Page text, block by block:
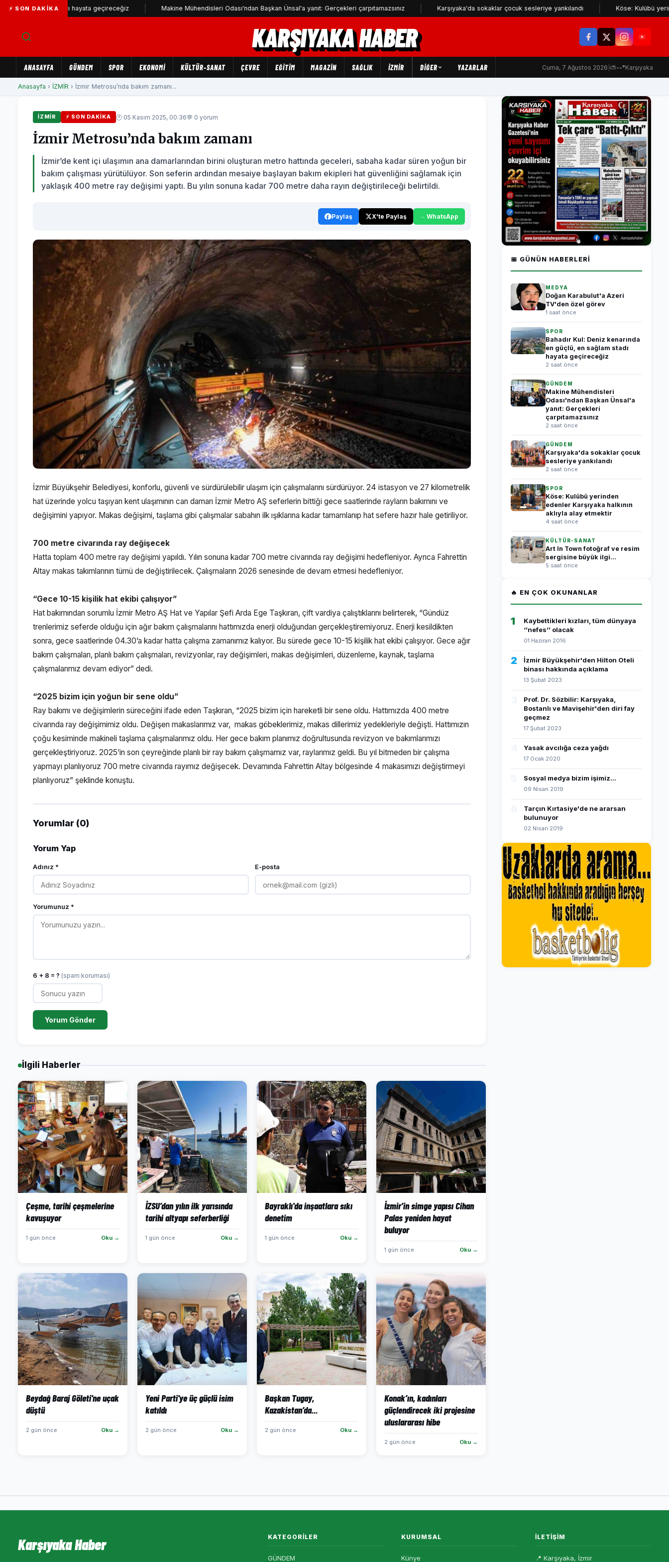
⚡ SON DAKIKA
stadı hayata geçireceğiz Makine Mühendisleri Odası'ndan Başkan Ünsal'a yanıt: Gerçekleri çarpıtamazsınız Karşıyaka'da sokaklar çocuk sesleriye yankılandı Köse: Kulübü yerinden
KARŞIYAKA HABER
ANASAYFA GÜNDEM SPOR EKONOMİ KÜLTÜR-SANAT ÇEVRE EĞİTİM MAGAZİN SAĞLIK İZMİR DIĞER YAZARLAR Cuma, 7 Ağustos 2026 ⛅--°Karşıyaka
Anasayfa › İZMİR › İzmir Metrosu’nda bakım zamanı...
İZMİR ⚡ SON DAKIKA 🕐 05 Kasım 2025, 00:36💬 0 yorum
İzmir Metrosu’nda bakım zamanı
İzmir’de kent içi ulaşımın ana damarlarından birini oluşturan metro hattında geceleri, sabaha kadar süren yoğun bir
bakım çalışması yürütülüyor. Son seferin ardından mesaiye başlayan bakım ekipleri hat güvenliğini sağlamak için
yaklaşık 400 metre ray değişimi yaptı. Bu yılın sonuna kadar 700 metre daha rayın değiştirileceği belirtildi.
Paylaş X'te Paylaş WhatsApp
İzmir Büyükşehir Belediyesi, konforlu, güvenli ve sürdürülebilir ulaşım için çalışmalarını sürdürüyor. 24 istasyon ve 27 kilometrelik
hat üzerinde yolcu taşıyan kent ulaşımının can damarı İzmir Metro AŞ seferlerin bittiği gece saatlerinde rayların bakımını ve
değişimini yapıyor. Makas değişimi, taşlama gibi çalışmalar sabahın ilk ışıklarına kadar tamamlanıp hat sefere hazır hale getiriliyor.
700 metre civarında ray değişecek
Hatta toplam 400 metre ray değişimi yapıldı. Yılın sonuna kadar 700 metre civarında ray değişimi hedefleniyor. Ayrıca Fahrettin
Altay makas takımlarının tümü de değiştirilecek. Çalışmaların 2026 senesinde de devam etmesi hedefleniyor.
“Gece 10-15 kişilik hat ekibi çalışıyor”
Hat bakımından sorumlu İzmir Metro AŞ Hat ve Yapılar Şefi Arda Ege Taşkıran, çift vardiya çalıştıklarını belirterek, “Gündüz
trenlerimiz seferde olduğu için ağır bakım çalışmalarını hattımızda enerji olduğundan gerçekleştiremiyoruz. Enerji kesildikten
sonra, gece saatlerinde 04.30’a kadar hatta çalışma zamanımız kalıyor. Bu sürede gece 10-15 kişilik hat ekibi çalışıyor. Gece ağır
bakım çalışmaları, planlı bakım çalışmaları, revizyonlar, ray değişimleri, makas değişimleri, düzenleme, kaynak, taşlama
çalışmalarımız devam ediyor” dedi.
“2025 bizim için yoğun bir sene oldu”
Ray bakımı ve değişimlerin süreceğini ifade eden Taşkıran, “2025 bizim için hareketli bir sene oldu. Hattımızda 400 metre
civarında ray değişimimiz oldu. Değişen makaslarımız var, makas göbeklerimiz, makas dillerimiz yedekleriyle değişti. Hattımızın
çoğu kesiminde makineli taşlama çalışmalarımız oldu. Her gece bakım planımız doğrultusunda revizyon ve bakımlarımızı
gerçekleştiriyoruz. 2025’in son çeyreğinde planlı bir ray bakım çalışmamız var, raylarımız geldi. Bu yıl bitmeden bir çalışma
yapmayı planlıyoruz 700 metre civarında rayımız değişecek. Devamında Fahrettin Altay bölgesinde 4 makasımızı değiştirmeyi
planlıyoruz” şeklinde konuştu.
Yorumlar (0)
Yorum Yap
Adınız * E-posta
Yorumunuz *
6 + 8 = ? (spam koruması)
Yorum Gönder
İlgili Haberler
Çeşme, tarihi çeşmelerine
kavuşuyor
1 gün önce Oku →
İZSU’dan yılın ilk yarısında
tarihi altyapı seferberliği
1 gün önce Oku →
Bayraklı'da inşaatlara sıkı
denetim
1 gün önce Oku →
İzmir’in simge yapısı Cihan
Palas yeniden hayat
buluyor
1 gün önce Oku →
Beydağ Baraj Göleti'ne uçak
düştü
2 gün önce Oku →
Yeni Parti'ye üç güçlü isim
katıldı
2 gün önce Oku →
Başkan Tugay,
Kazakistan’da...
2 gün önce Oku →
Konak’ın, kadınları
güçlendirecek iki projesine
uluslararası hibe
2 gün önce Oku →
📅 GÜNÜN HABERLERI
MEDYA
Doğan Karabulut'a Azeri
TV'den özel görev
1 saat önce
SPOR
Bahadır Kul: Deniz kenarında
en güçlü, en sağlam stadı
hayata geçireceğiz
2 saat önce
GÜNDEM
Makine Mühendisleri
Odası'ndan Başkan Ünsal'a
yanıt: Gerçekleri
çarpıtamazsınız
2 saat önce
GÜNDEM
Karşıyaka'da sokaklar çocuk
sesleriye yankılandı
2 saat önce
SPOR
Köse: Kulübü yerinden
edenler Karşıyaka halkının
aklıyla alay etmektir
4 saat önce
KÜLTÜR-SANAT
Art In Town fotoğraf ve resim
sergisine büyük ilgi...
5 saat önce
🔥 EN ÇOK OKUNANLAR
1
Kaybettikleri kızları, tüm dünyaya
‘’nefes’’ olacak
01 Haziran 2016
2
İzmir Büyükşehir'den Hilton Oteli
binası hakkında açıklama
13 Şubat 2023
Prof. Dr. Sözbilir: Karşıyaka,
Bostanlı ve Mavişehir'den diri fay
geçmez
17 Şubat 2023
Yasak avcılığa ceza yağdı
17 Ocak 2020
Sosyal medya bizim işimiz...
09 Nisan 2019
Tarçın Kırtasiye'de ne ararsan
bulunuyor
02 Nisan 2019
Karşıyaka Haber KATEGORILER
GÜNDEM
KURUMSAL
Künye
İLETIŞIM
📍 Karşıyaka, İzmir